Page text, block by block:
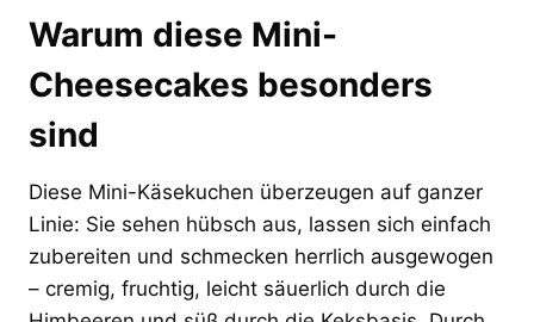
Warum diese Mini-
Cheesecakes besonders
sind
Diese Mini-Käsekuchen überzeugen auf ganzer
Linie: Sie sehen hübsch aus, lassen sich einfach
zubereiten und schmecken herrlich ausgewogen
– cremig, fruchtig, leicht säuerlich durch die